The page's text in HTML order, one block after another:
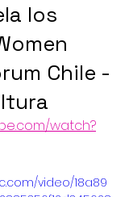
los
Chile -
watch?
video/18a89